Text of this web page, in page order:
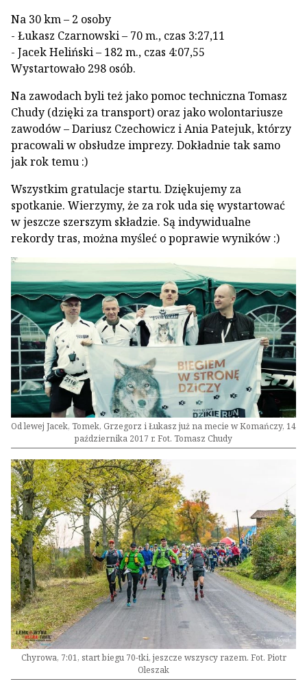
Na 30 km – 2 osoby
- Łukasz Czarnowski – 70 m., czas 3:27,11
- Jacek Heliński – 182 m., czas 4:07,55
Wystartowało 298 osób.
Na zawodach byli też jako pomoc techniczna Tomasz
Chudy (dzięki za transport) oraz jako wolontariusze
zawodów – Dariusz Czechowicz i Ania Patejuk, którzy
pracowali w obsłudze imprezy. Dokładnie tak samo
jak rok temu :)
Wszystkim gratulacje startu. Dziękujemy za
spotkanie. Wierzymy, że za rok uda się wystartować
w jeszcze szerszym składzie. Są indywidualne
rekordy tras, można myśleć o poprawie wyników :)
Od lewej Jacek, Tomek, Grzegorz i Łukasz już na mecie w Komańczy, 14
października 2017 r. Fot. Tomasz Chudy
Chyrowa, 7:01, start biegu 70-tki, jeszcze wszyscy razem. Fot. Piotr
Oleszak